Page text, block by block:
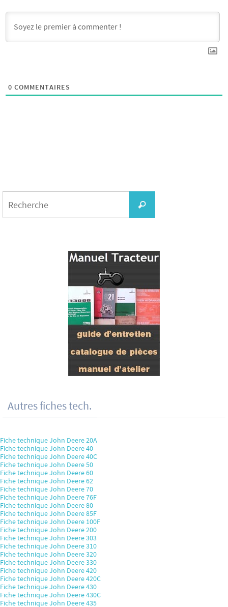
0 COMMENTAIRES
Recherche
Autres fiches tech.
Fiche technique John Deere 20A
Fiche technique John Deere 40
Fiche technique John Deere 40C
Fiche technique John Deere 50
Fiche technique John Deere 60
Fiche technique John Deere 62
Fiche technique John Deere 70
Fiche technique John Deere 76F
Fiche technique John Deere 80
Fiche technique John Deere 85F
Fiche technique John Deere 100F
Fiche technique John Deere 200
Fiche technique John Deere 303
Fiche technique John Deere 310
Fiche technique John Deere 320
Fiche technique John Deere 330
Fiche technique John Deere 420
Fiche technique John Deere 420C
Fiche technique John Deere 430
Fiche technique John Deere 430C
Fiche technique John Deere 435